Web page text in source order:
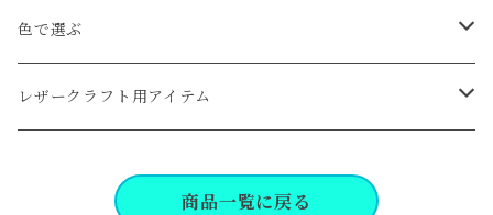
card
coin
色で選ぶ
クロ系
レザークラフト用アイテム
商品一覧に戻る